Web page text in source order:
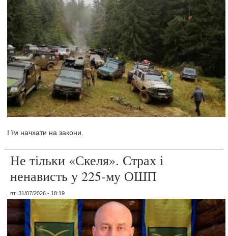
І їм начхати на закони.
Не тільки «Скеля». Страх і
ненависть у 225-му ОШП
пт, 31/07/2026 - 18:19